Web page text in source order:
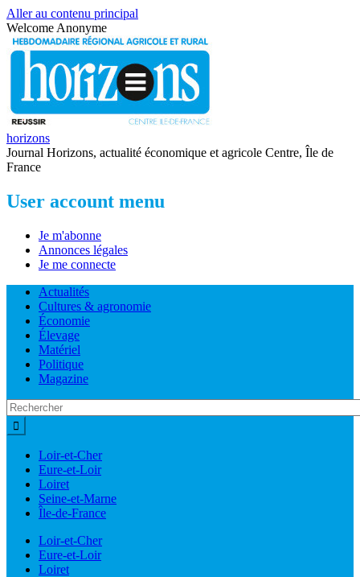
Aller au contenu principal
Welcome Anonyme
horizons
Journal Horizons, actualité économique et agricole Centre, Île de
France
User account menu
Je m'abonne
Annonces légales
Je me connecte
Actualités
Cultures & agronomie
Économie
Élevage
Matériel
Politique
Magazine
Loir-et-Cher
Eure-et-Loir
Loiret
Seine-et-Marne
Île-de-France
Loir-et-Cher
Eure-et-Loir
Loiret